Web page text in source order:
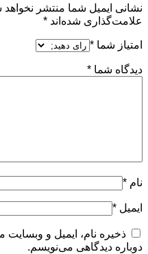
نشانی ایمیل شما منتشر
علامت‌گذاری شده‌اند *
امتیاز شما *
دیدگاه شما *
نام *
ایمیل *
ذخیره نام، ایمیل و
دوباره دیدگاهی می‌نویسم.